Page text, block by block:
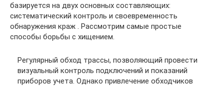
базируется на двух основных составляющих:
систематический контроль и своевременность
обнаружения краж . Рассмотрим самые простые
способы борьбы с хищением.
Регулярный обход трассы, позволяющий провести
визуальный контроль подключений и показаний
приборов учета. Однако привлечение обходчиков